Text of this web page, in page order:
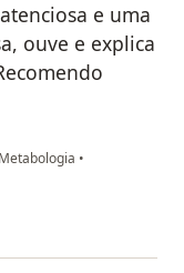
e uma
ouve e explica
•